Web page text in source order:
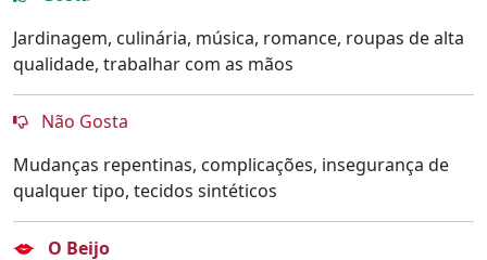
Jardinagem, culinária, música, romance, roupas de alta
qualidade, trabalhar com as mãos
Não Gosta
Mudanças repentinas, complicações, insegurança de
qualquer tipo, tecidos sintéticos
O Beijo